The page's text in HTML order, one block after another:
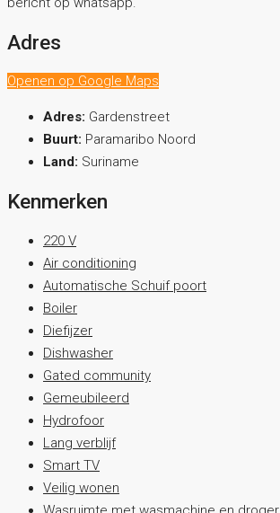
Adres
Openen op Google Maps
Adres: Gardenstreet
Buurt: Paramaribo Noord
Land: Suriname
Kenmerken
220 V
Air conditioning
Automatische Schuif poort
Boiler
Diefijzer
Dishwasher
Gated community
Gemeubileerd
Hydrofoor
Lang verblijf
Smart TV
Veilig wonen